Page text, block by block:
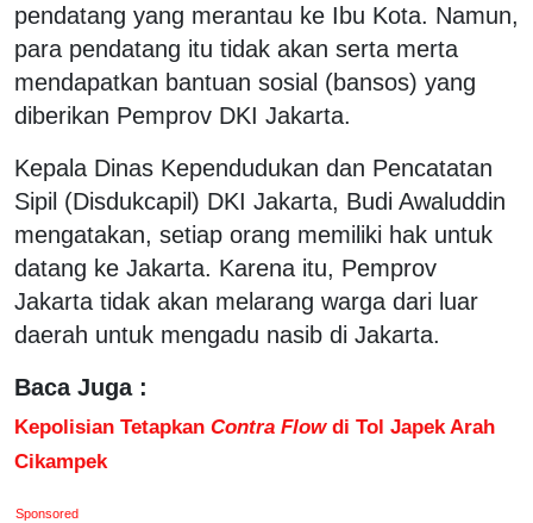
pendatang yang merantau ke Ibu Kota. Namun,
para pendatang itu tidak akan serta merta
mendapatkan bantuan sosial (bansos) yang
diberikan Pemprov DKI Jakarta.
Kepala Dinas Kependudukan dan Pencatatan
Sipil (Disdukcapil) DKI Jakarta, Budi Awaluddin
mengatakan, setiap orang memiliki hak untuk
datang ke Jakarta. Karena itu, Pemprov
Jakarta tidak akan melarang warga dari luar
daerah untuk mengadu nasib di Jakarta.
Baca Juga :
Kepolisian Tetapkan Contra Flowdi Tol Japek Arah
Cikampek
Sponsored